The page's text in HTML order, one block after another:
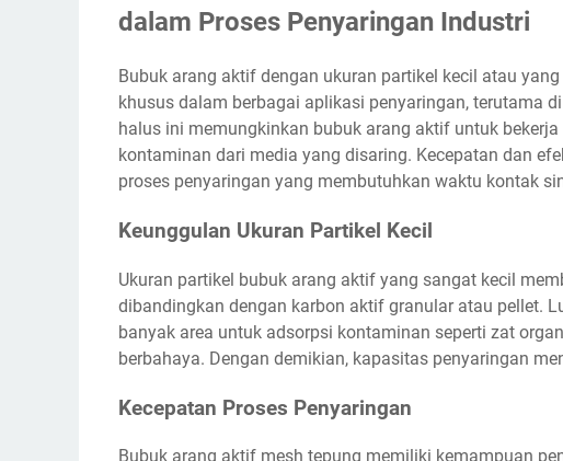
dalam Proses Penyaringan Industri
Bubuk arang aktif dengan ukuran partikel kecil atau
khusus dalam berbagai aplikasi penyaringan, terutama
halus ini memungkinkan bubuk arang aktif untuk
kontaminan dari media yang disaring. Kecepatan dan
proses penyaringan yang membutuhkan waktu kontak
Keunggulan Ukuran Partikel Kecil
Ukuran partikel bubuk arang aktif yang sangat kecil
dibandingkan dengan karbon aktif granular atau pellet.
banyak area untuk adsorpsi kontaminan seperti zat
berbahaya. Dengan demikian, kapasitas penyaringan
Kecepatan Proses Penyaringan
Bubuk arang aktif mesh tepung memiliki kemampuan